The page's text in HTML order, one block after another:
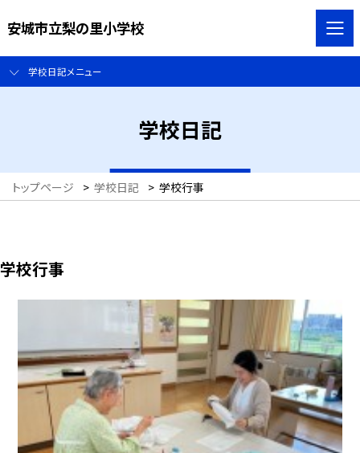
安城市立梨の里小学校
学校日記メニュー
学校日記
トップページ > 学校日記 > 学校行事
学校行事